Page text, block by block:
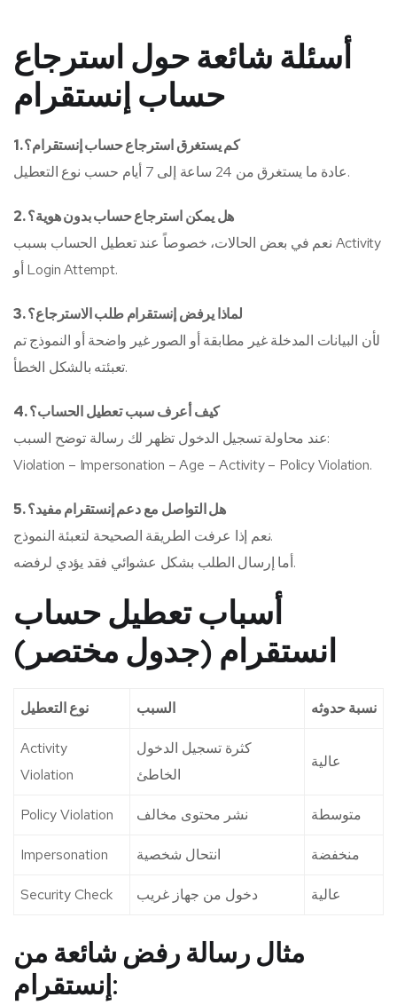
أسئلة شائعة حول استرجاع
حساب إنستقرام
1. كم يستغرق استرجاع حساب إنستقرام؟
عادة ما يستغرق من 24 ساعة إلى 7 أيام حسب نوع التعطيل.
2. هل يمكن استرجاع حساب بدون هوية؟
نعم في بعض الحالات، خصوصاً عند تعطيل الحساب بسبب Activity
أو Login Attempt.
3. لماذا يرفض إنستقرام طلب الاسترجاع؟
لأن البيانات المدخلة غير مطابقة أو الصور غير واضحة أو النموذج تم
تعبئته بالشكل الخطأ.
4. كيف أعرف سبب تعطيل الحساب؟
عند محاولة تسجيل الدخول تظهر لك رسالة توضح السبب:
Violation – Impersonation – Age – Activity – Policy Violation.
5. هل التواصل مع دعم إنستقرام مفيد؟
نعم إذا عرفت الطريقة الصحيحة لتعبئة النموذج.
أما إرسال الطلب بشكل عشوائي فقد يؤدي لرفضه.
أسباب تعطيل حساب
انستقرام (جدول مختصر)
نوع التعطيل السبب نسبة حدوثه
Activity
Violation
كثرة تسجيل الدخول
الخاطئ
عالية
Policy Violation نشر محتوى مخالف متوسطة
Impersonation انتحال شخصية منخفضة
Security Check دخول من جهاز غريب عالية
مثال رسالة رفض شائعة من
إنستقرام: